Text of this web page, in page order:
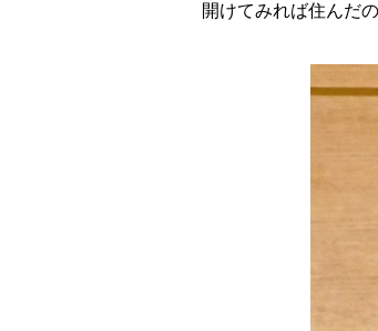
開けてみれば住んだ